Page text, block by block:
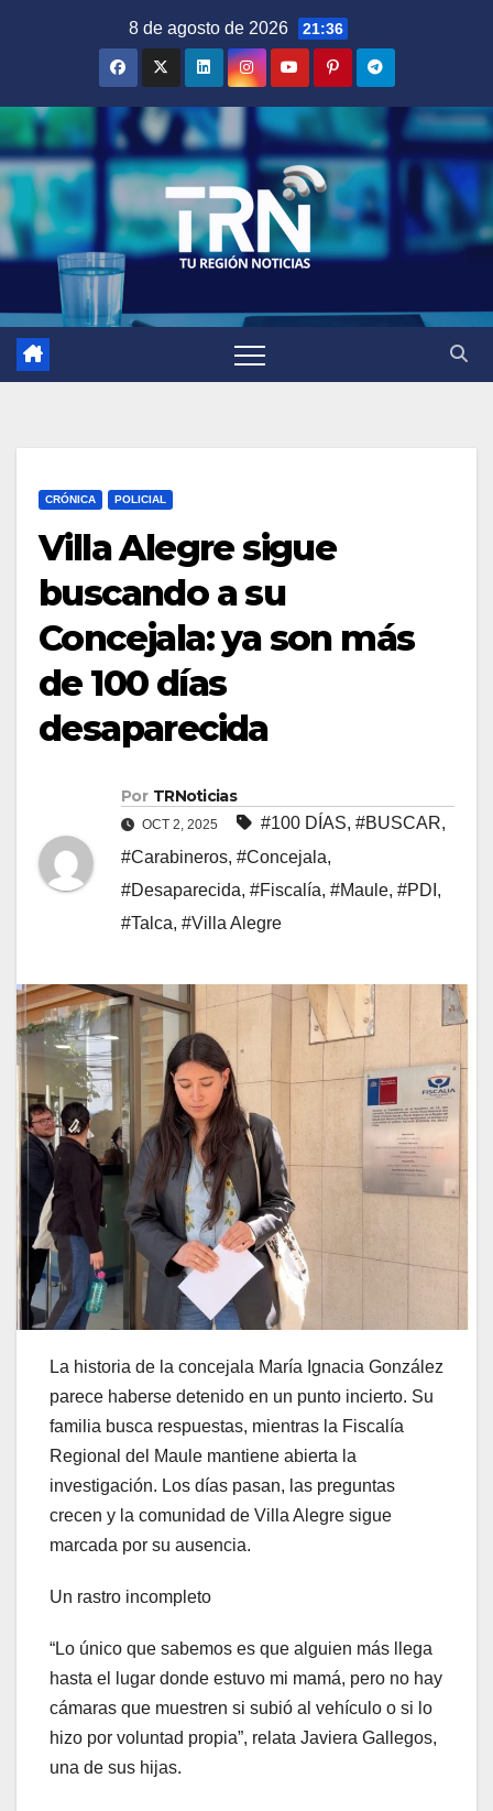
8 de agosto de 2026 21:36
CRÓNICA POLICIAL
Villa Alegre sigue
buscando a su
Concejala: ya son más
de 100 días
desaparecida
Por TRNoticias
OCT 2, 2025 #100 DÍAS, #BUSCAR,
#Carabineros, #Concejala,
#Desaparecida, #Fiscalía, #Maule, #PDI ,
#Talca, #Villa Alegre
La historia de la concejala María Ignacia González
parece haberse detenido en un punto incierto. Su
familia busca respuestas, mientras la Fiscalía
Regional del Maule mantiene abierta la
investigación. Los días pasan, las preguntas
crecen y la comunidad de Villa Alegre sigue
marcada por su ausencia.
Un rastro incompleto
“Lo único que sabemos es que alguien más llega
hasta el lugar donde estuvo mi mamá, pero no hay
cámaras que muestren si subió al vehículo o si lo
hizo por voluntad propia”, relata Javiera Gallegos,
una de sus hijas.